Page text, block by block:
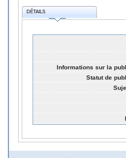
DÉTAILS
Informations sur la
Statut de